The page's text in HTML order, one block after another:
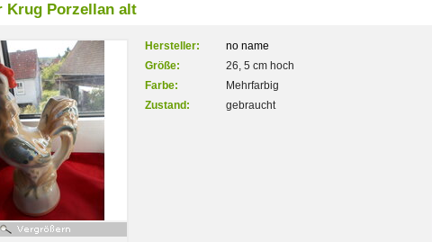
Krug Porzellan alt
Hersteller:
no name
Größe:
26, 5 cm hoch
Farbe:
Mehrfarbig
Zustand:
gebraucht